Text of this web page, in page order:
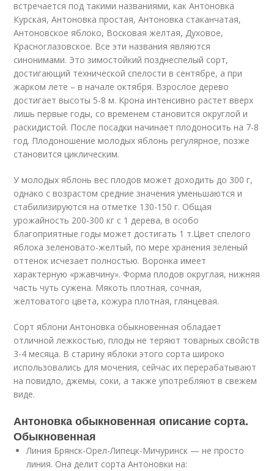
встречается под такими названиями, как Антоновка
Курская, Антоновка простая, Антоновка стаканчатая,
Антоновское яблоко, Восковая желтая, Духовое,
Красноглазовское. Все эти названия являются
синонимами. Это зимостойкий позднеспелый сорт,
достигающий технической спелости в сентябре, а при
жарком лете – в начале октября. Взрослое дерево
достигает высоты 5-8 м. Крона интенсивно растет вверх
лишь первые годы, со временем становится округлой и
раскидистой. После посадки начинает плодоносить на 7-8
год. Плодоношение молодых яблонь регулярное, позже
становится циклическим.
У молодых яблонь вес плодов может доходить до 300 г,
однако с возрастом средние значения уменьшаются и
стабилизируются на отметке 130-150 г. Общая
урожайность 200-300 кг с 1 дерева, в особо
благоприятные годы может достигать 1 т.Цвет спелого
яблока зеленовато-желтый, по мере хранения зеленый
оттенок исчезает полностью. Воронка имеет
характерную «ржавчину». Форма плодов округлая, нижняя
часть чуть сужена. Мякоть плотная, сочная,
желтоватого цвета, кожура плотная, глянцевая.
Сорт яблони Антоновка обыкновенная обладает
отличной лежкостью, плоды не теряют товарных свойств
3-4 месяца. В старину яблоки этого сорта широко
использовались для мочения, сейчас их перерабатывают
на повидло, джемы, соки, а также употребляют в свежем
виде.
Антоновка обыкновенная описание сорта.
Обыкновенная
Линия Брянск-Орел-Липецк-Мичуринск — не просто
линия. Она делит сорта Антоновки на: